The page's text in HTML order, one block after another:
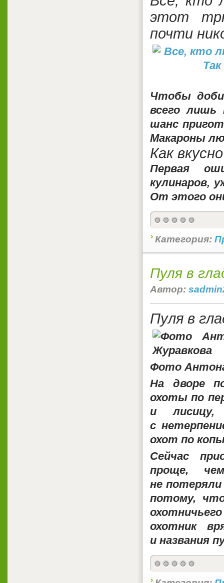
этот
почти
Чтобы
всего лишь
шанс
Макароны
Как
Первая
кулинаров,
От этого
Категория:
Пуля в
Автор:
Пуля в
Фото
На дворе
охоты по
и
с
охот по
Сейчас
проще,
не потеряли
потому,
охотник
и названия